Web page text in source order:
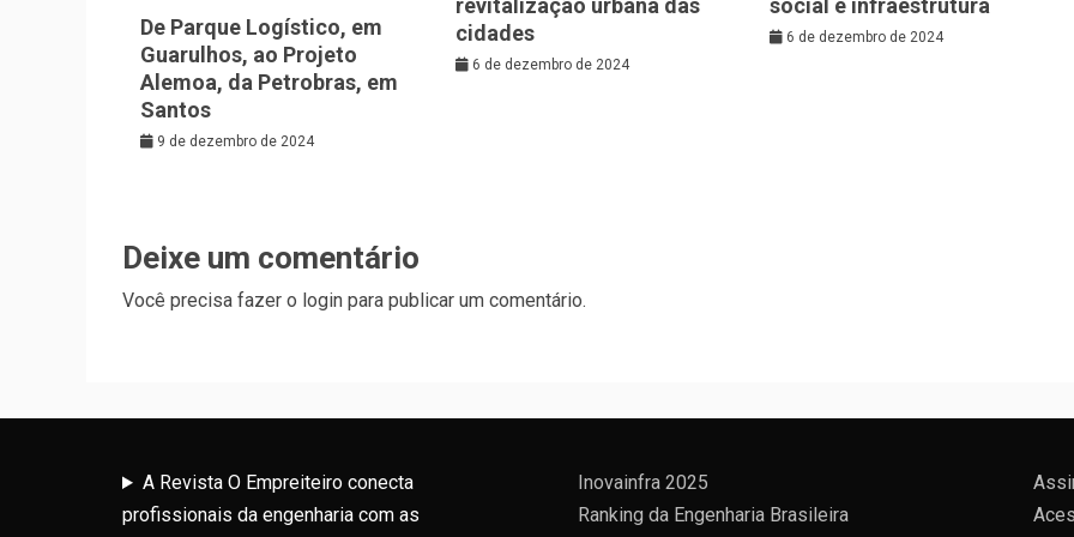
De Parque Logístico, em
Guarulhos, ao Projeto
Alemoa, da Petrobras, em
Santos
9 de dezembro de 2024
cidades
6 de dezembro de 2024
6 de dezembro de 2024
Deixe um comentário
Você precisa fazer o login para publicar um comentário.
A Revista O Empreiteiro conecta
profissionais da engenharia com as
Inovainfra 2025
Ranking da Engenharia Brasileira